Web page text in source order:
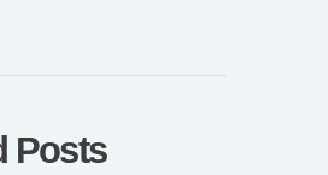
Posts